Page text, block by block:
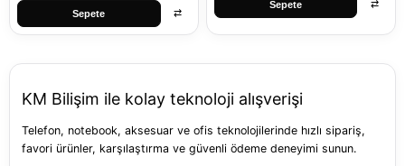
Sepete ⇄
Sepete ⇄
KM Bilişim ile kolay teknoloji alışverişi
Telefon, notebook, aksesuar ve ofis teknolojilerinde hızlı sipariş,
favori ürünler, karşılaştırma ve güvenli ödeme deneyimi sunun.